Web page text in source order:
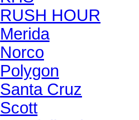
RUSH HOUR
Merida
Norco
Polygon
Santa Cruz
Scott